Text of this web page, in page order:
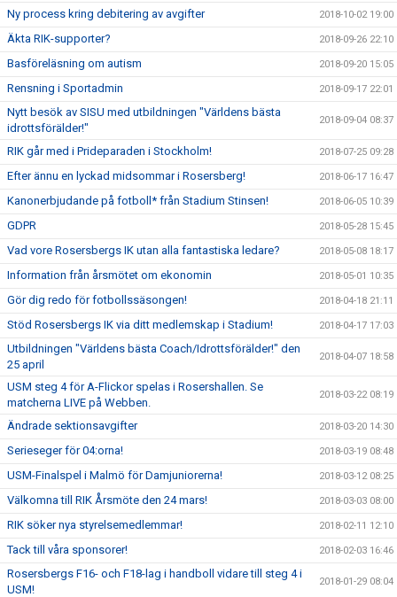
Ny process kring debitering av avgifter 2018-10-02 19:00
Äkta RIK-supporter? 2018-09-26 22:10
Basföreläsning om autism 2018-09-20 15:05
Rensning i Sportadmin 2018-09-17 22:01
Nytt besök av SISU med utbildningen "Världens bästa
idrottsförälder!"
2018-09-04 08:37
RIK går med i Prideparaden i Stockholm! 2018-07-25 09:28
Efter ännu en lyckad midsommar i Rosersberg! 2018-06-17 16:47
Kanonerbjudande på fotboll* från Stadium Stinsen! 2018-06-05 10:39
GDPR 2018-05-28 15:45
Vad vore Rosersbergs IK utan alla fantastiska ledare? 2018-05-08 18:17
Information från årsmötet om ekonomin 2018-05-01 10:35
Gör dig redo för fotbollssäsongen! 2018-04-18 21:11
Stöd Rosersbergs IK via ditt medlemskap i Stadium! 2018-04-17 17:03
Utbildningen "Världens bästa Coach/Idrottsförälder!" den
25 april
2018-04-07 18:58
USM steg 4 för A-Flickor spelas i Rosershallen. Se
matcherna LIVE på Webben.
2018-03-22 08:19
Ändrade sektionsavgifter 2018-03-20 14:30
Serieseger för 04:orna! 2018-03-19 08:48
USM-Finalspel i Malmö för Damjuniorerna! 2018-03-12 08:25
Välkomna till RIK Årsmöte den 24 mars! 2018-03-03 08:00
RIK söker nya styrelsemedlemmar! 2018-02-11 12:10
Tack till våra sponsorer! 2018-02-03 16:46
Rosersbergs F16- och F18-lag i handboll vidare till steg 4 i
USM!
2018-01-29 08:04